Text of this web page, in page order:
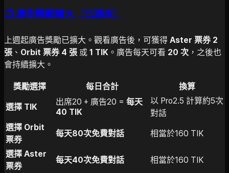
📺 廣告獎勵擴大（已適用）
上週起廣告獎勵已擴大。觀看廣告後，可獲得 Aster 票券 2
張 、 Orbit 票券 4 張 或 1 TIK 。廣告每天可看 20 次 ，之後也
會持續擴大。
獎勵選擇 每日合計 換算
選擇 TIK
出席20 + 廣告20 = 每天
40 TIK
以 Pro2.5 計算約5次
對話
選擇 Orbit
票券
每天80次免費對話 相當於160 TIK
選擇 Aster
票券
每天40次免費對話 相當於160 TIK